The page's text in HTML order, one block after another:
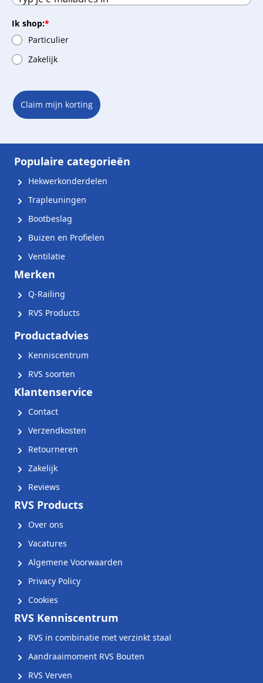
Ik shop:*
Particulier
Zakelijk
Claim mijn korting
Populaire categorieën
Hekwerkonderdelen
Trapleuningen
Bootbeslag
Buizen en Profielen
Ventilatie
Merken
Q-Railing
RVS Products
Productadvies
Kenniscentrum
RVS soorten
Klantenservice
Contact
Verzendkosten
Retourneren
Zakelijk
Reviews
RVS Products
Over ons
Vacatures
Algemene Voorwaarden
Privacy Policy
Cookies
RVS Kenniscentrum
RVS in combinatie met verzinkt staal
Aandraaimoment RVS Bouten
RVS Verven